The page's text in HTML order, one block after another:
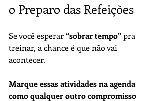
o Preparo das Refeições
Se você esperar “sobrar tempo” pra
treinar, a chance é que não vai
acontecer.
Marque essas atividades na agenda
como qualquer outro compromisso